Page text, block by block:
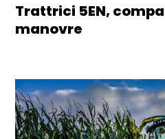
Trattrici 5EN,
manovre